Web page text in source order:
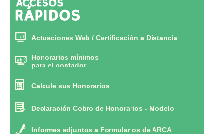
Actuaciones Web / Certificación a Distancia
Honorarios mínimos
para el contador
Calcule sus Honorarios
Declaración Cobro de Honorarios - Modelo
Informes adjuntos a Formularios de ARCA